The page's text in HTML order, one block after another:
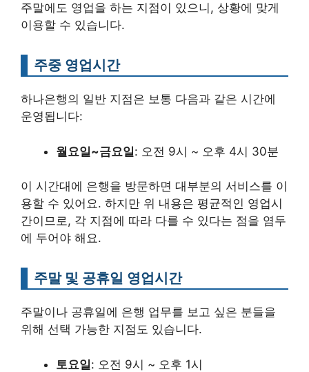
주말에도 영업을 하는 지점이 있으니, 상황에 맞게
이용할 수 있습니다.
주중 영업시간
하나은행의 일반 지점은 보통 다음과 같은 시간에
운영됩니다:
월요일~금요일: 오전 9시 ~ 오후 4시 30분
이 시간대에 은행을 방문하면 대부분의 서비스를 이
용할 수 있어요. 하지만 위 내용은 평균적인 영업시
간이므로, 각 지점에 따라 다를 수 있다는 점을 염두
에 두어야 해요.
주말 및 공휴일 영업시간
주말이나 공휴일에 은행 업무를 보고 싶은 분들을
위해 선택 가능한 지점도 있습니다.
토요일: 오전 9시 ~ 오후 1시